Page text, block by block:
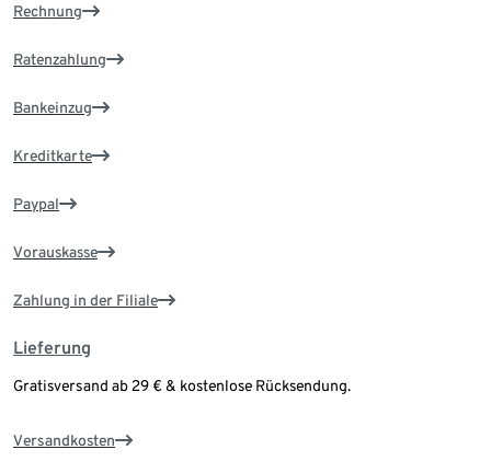
Rechnung
Ratenzahlung
Bankeinzug
Kreditkarte
Paypal
Vorauskasse
Zahlung in der Filiale
Lieferung
Gratisversand ab 29 € & kostenlose Rücksendung.
Versandkosten